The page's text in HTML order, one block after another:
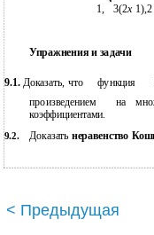
1, 3(2x 1),2
Упражнения и задачи
9.1. Доказать, что функция
произведением на
коэффициентами.
9.2. Доказать неравенство
< Предыдущая